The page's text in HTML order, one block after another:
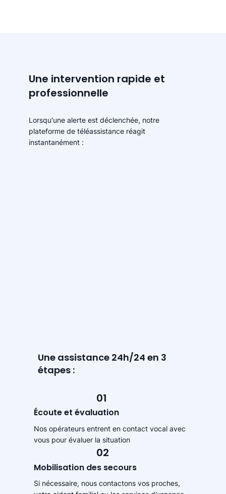
Une intervention rapide et
professionnelle
Lorsqu'une alerte est déclenchée, notre
plateforme de téléassistance réagit
instantanément :
Une assistance 24h/24 en 3
étapes :
01
Écoute et évaluation
Nos opérateurs entrent en contact vocal avec
vous pour évaluer la situation
02
Mobilisation des secours
Si nécessaire, nous contactons vos proches,